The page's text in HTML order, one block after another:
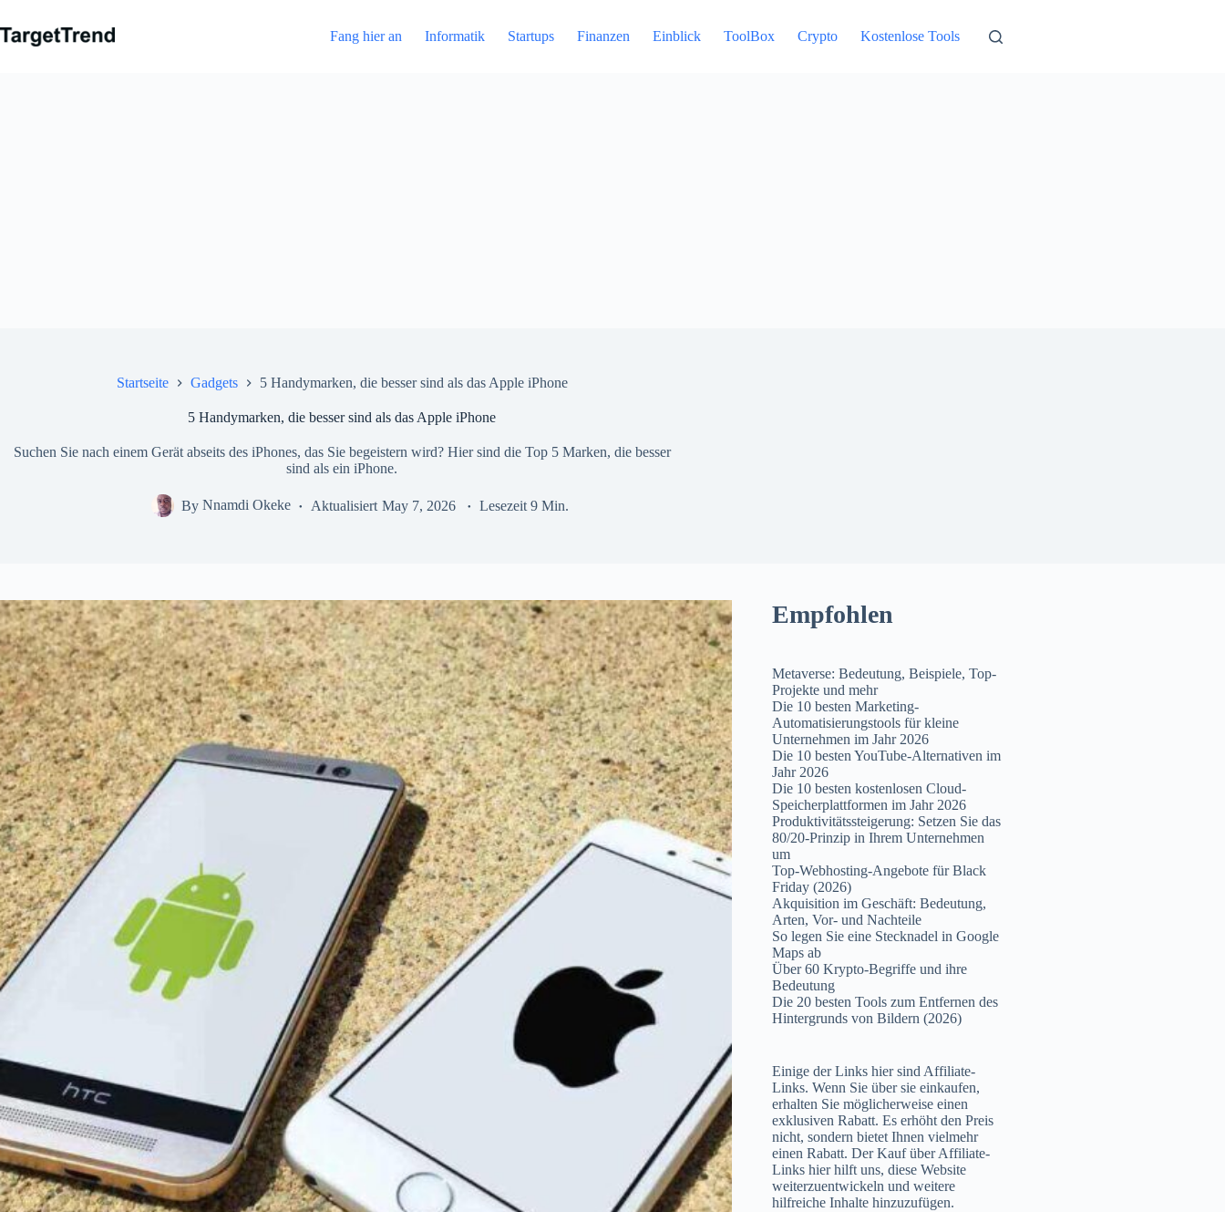
Fang hier an
Informatik Startups Finanzen Einblick ToolBox Crypto Kostenlose Tools
Startseite Gadgets 5 Handymarken, die besser sind als das Apple iPhone
5 Handymarken, die besser sind als das Apple iPhone
Suchen Sie nach einem Gerät abseits des iPhones, das Sie begeistern wird? Hier sind die Top 5 Marken, die besser
sind als ein iPhone.
By Nnamdi Okeke Aktualisiert May 7, 2026 Lesezeit 9 Min.
Empfohlen
Metaverse: Bedeutung, Beispiele, Top-
Projekte und mehr
Die 10 besten Marketing-
Automatisierungstools für kleine
Unternehmen im Jahr 2026
Die 10 besten YouTube-Alternativen im
Jahr 2026
Die 10 besten kostenlosen Cloud-
Speicherplattformen im Jahr 2026
Produktivitätssteigerung: Setzen Sie das
80/20-Prinzip in Ihrem Unternehmen
um
Top-Webhosting-Angebote für Black
Friday (2026)
Akquisition im Geschäft: Bedeutung,
Arten, Vor- und Nachteile
So legen Sie eine Stecknadel in Google
Maps ab
Über 60 Krypto-Begriffe und ihre
Bedeutung
Die 20 besten Tools zum Entfernen des
Hintergrunds von Bildern (2026)
Einige der Links hier sind Affiliate-
Links. Wenn Sie über sie einkaufen,
erhalten Sie möglicherweise einen
exklusiven Rabatt. Es erhöht den Preis
nicht, sondern bietet Ihnen vielmehr
einen Rabatt. Der Kauf über Affiliate-
Links hier hilft uns, diese Website
weiterzuentwickeln und weitere
hilfreiche Inhalte hinzuzufügen.